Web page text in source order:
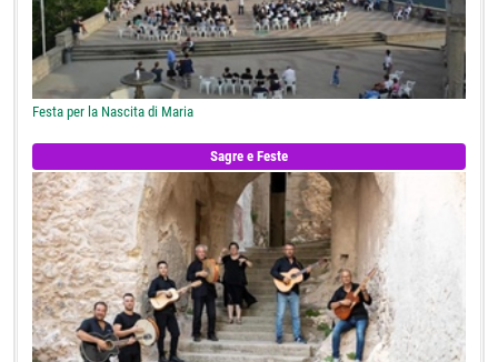
Festa per la Nascita di Maria
Sagre e Feste